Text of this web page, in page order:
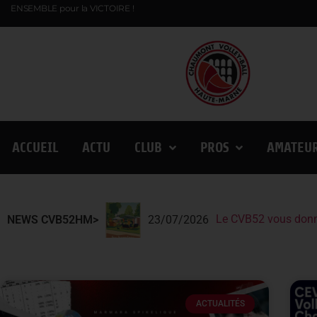
ENSEMBLE pour la VICTOIRE !
ACCUEIL ACTU CLUB PROS
NEWS CVB52HM> 23/07/2026 Le CVB52 vous
Le CVB52 présent
Lindqvist et la
ACTUALITÉS